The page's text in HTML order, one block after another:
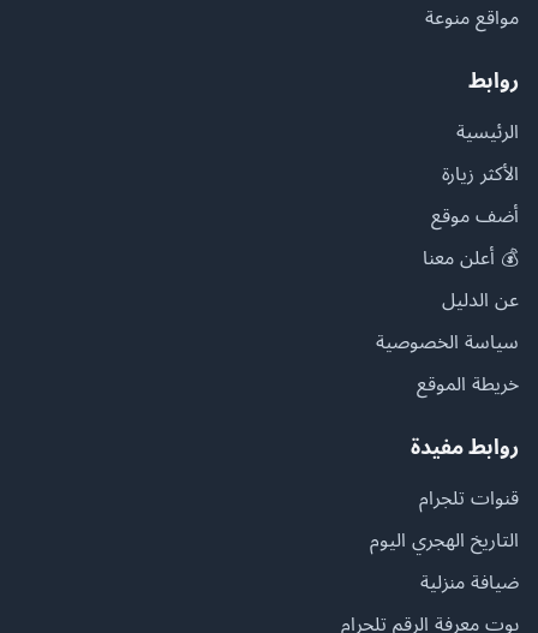
مواقع منوعة
روابط
الرئيسية
الأكثر زيارة
أضف موقع
💰 أعلن معنا
عن الدليل
سياسة الخصوصية
خريطة الموقع
روابط مفيدة
قنوات تلجرام
التاريخ الهجري اليوم
ضيافة منزلية
بوت معرفة الرقم تلجرام